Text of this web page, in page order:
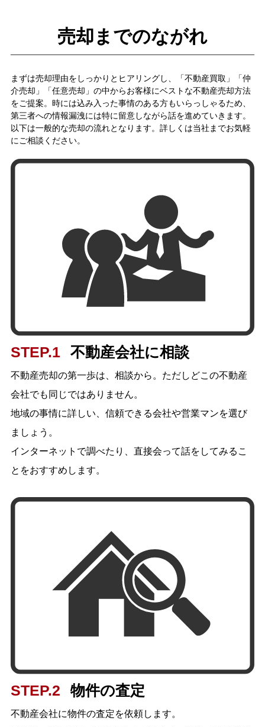
売却までのながれ
まずは売却理由をしっかりとヒアリングし、「不動産買取」「仲
介売却」「任意売却」の中からお客様にベストな不動産売却方法
をご提案。時には込み入った事情のある方もいらっしゃるため、
第三者への情報漏洩には特に留意しながら話を進めていきます。
以下は一般的な売却の流れとなります。詳しくは当社までお気軽
にご相談ください。
STEP.1 不動産会社に相談
不動産売却の第一歩は、相談から。ただしどこの不動産
会社でも同じではありません。
地域の事情に詳しい、信頼できる会社や営業マンを選び
ましょう。
インターネットで調べたり、直接会って話をしてみるこ
とをおすすめします。
STEP.2 物件の査定
不動産会社に物件の査定を依頼します。